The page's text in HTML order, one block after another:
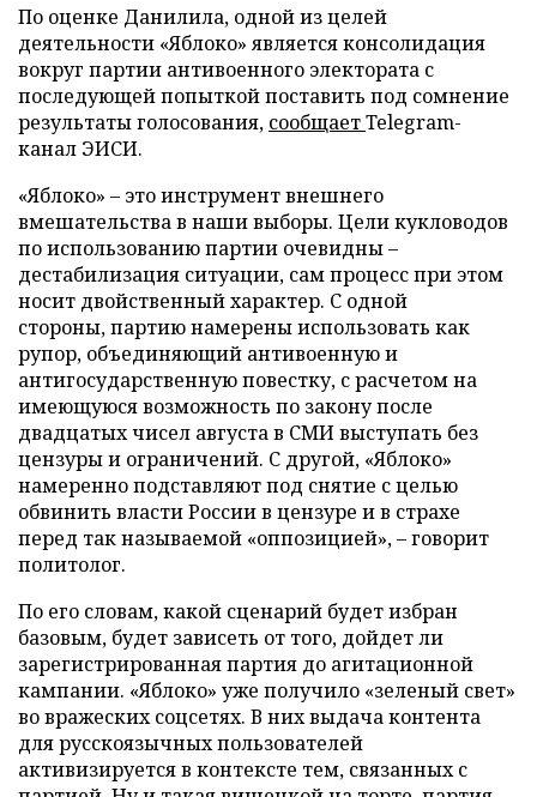
По оценке Данилила, одной из целей
деятельности «Яблоко» является консолидация
вокруг партии антивоенного электората с
последующей попыткой поставить под сомнение
результаты голосования, сообщаетTelegram-
канал ЭИСИ.
«Яблоко» – это инструмент внешнего
вмешательства в наши выборы. Цели кукловодов
по использованию партии очевидны –
дестабилизация ситуации, сам процесс при этом
носит двойственный характер. С одной
стороны, партию намерены использовать как
рупор, объединяющий антивоенную и
антигосударственную повестку, с расчетом на
имеющуюся возможность по закону после
двадцатых чисел августа в СМИ выступать без
цензуры и ограничений. С другой, «Яблоко»
намеренно подставляют под снятие с целью
обвинить власти России в цензуре и в страхе
перед так называемой «оппозицией», – говорит
политолог.
По его словам, какой сценарий будет избран
базовым, будет зависеть от того, дойдет ли
зарегистрированная партия до агитационной
кампании. «Яблоко» уже получило «зеленый свет»
во вражеских соцсетях. В них выдача контента
для русскоязычных пользователей
активизируется в контексте тем, связанных с